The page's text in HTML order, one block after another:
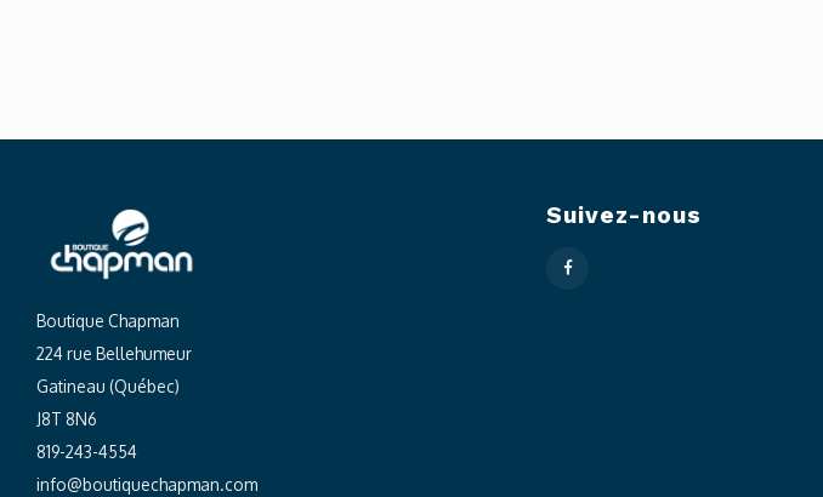
Boutique Chapman
224 rue Bellehumeur
Gatineau (Québec)
J8T 8N6
819-243-4554
info@boutiquechapman.com
Suivez-nous